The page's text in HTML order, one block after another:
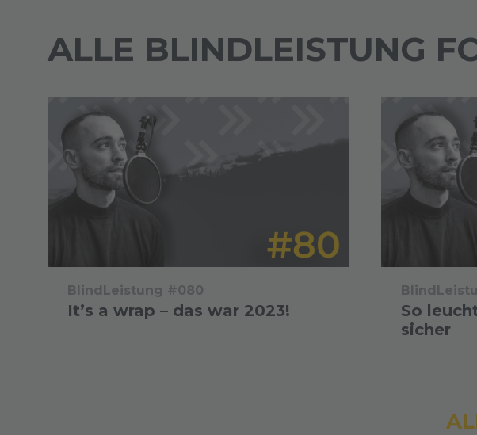
ALLE BLINDLEISTUNG
BlindLeistung #080
It’s a wrap – das war 2023!
So
sicher